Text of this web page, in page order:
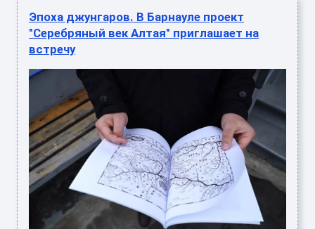
Эпоха джунгаров. В Барнауле проект
"Серебряный век Алтая" приглашает на
встречу